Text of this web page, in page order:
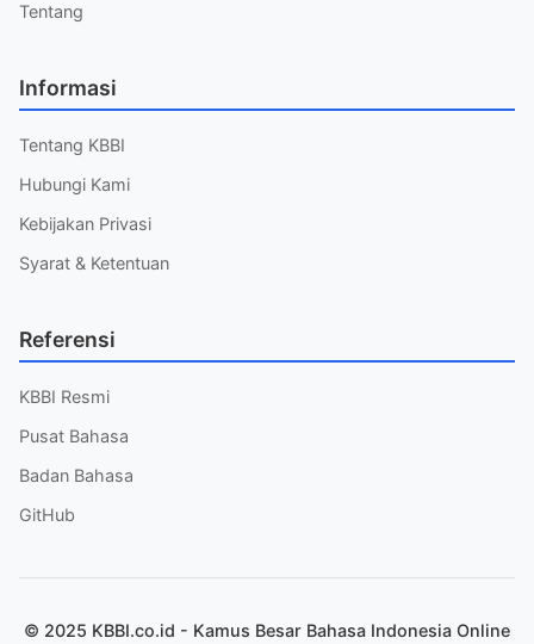
Tentang
Informasi
Tentang KBBI
Hubungi Kami
Kebijakan Privasi
Syarat & Ketentuan
Referensi
KBBI Resmi
Pusat Bahasa
Badan Bahasa
GitHub
© 2025 KBBI.co.id - Kamus Besar Bahasa Indonesia Online